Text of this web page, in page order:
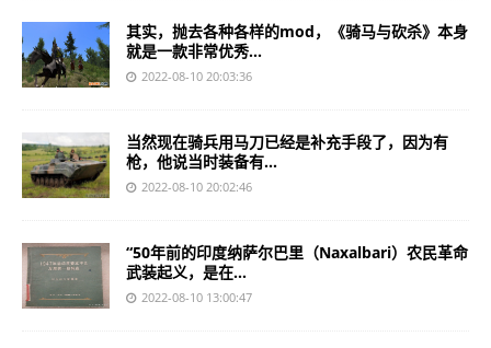
其实，抛去各种各样的mod，《骑马与砍杀》本身
就是一款非常优秀...
2022-08-10 20:03:36
当然现在骑兵用马刀已经是补充手段了，因为有
枪，他说当时装备有...
2022-08-10 20:02:46
“50年前的印度纳萨尔巴里（Naxalbari）农民革命
武装起义，是在...
2022-08-10 13:00:47